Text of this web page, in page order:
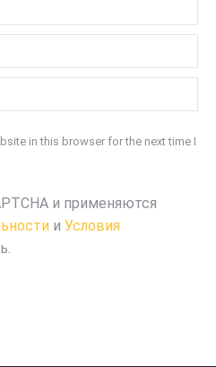
in this browser for the next time I
и применяются
и Условия